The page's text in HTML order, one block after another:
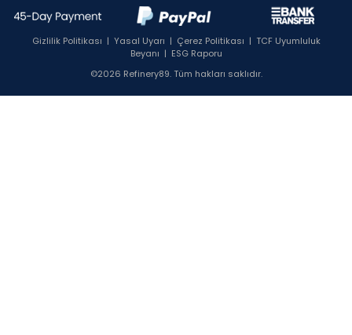
Gizlilik Politikası | Yasal Uyarı | Çerez Politikası | TCF Uyumluluk
Beyanı | ESG Raporu
©2026 Refinery89. Tüm hakları saklıdır.